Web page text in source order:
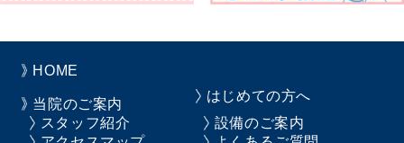
HOME
当院のご案内
はじめての方へ
スタッフ紹介
設備のご案内